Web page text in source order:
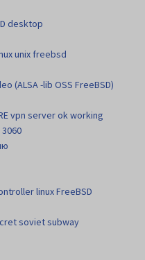
desktop
unix freebsd
(ALSA -lib OSS FreeBSD)
vpn server ok working
linux FreeBSD
soviet subway